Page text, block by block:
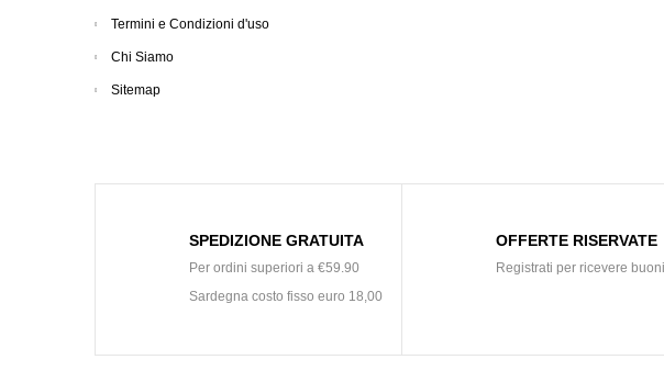
Termini e Condizioni d'uso
Chi Siamo
Sitemap
SPEDIZIONE GRATUITA
Per ordini superiori a €59.90
Sardegna costo fisso euro 18,00
OFFERTE RISERVATE
Registrati per ricevere